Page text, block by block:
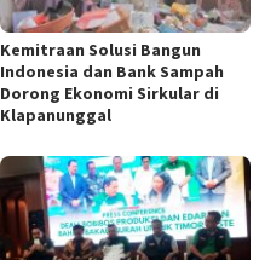
Kemitraan Solusi Bangun
Indonesia dan Bank Sampah
Dorong Ekonomi Sirkular di
Klapanunggal